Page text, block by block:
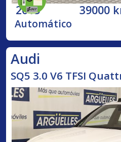
2015 39000
Automático
Audi
SQ5 3.0 V6 TFSI